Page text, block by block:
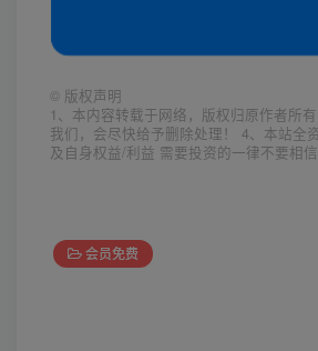
© 版权声明
1、本内容转载于网络，版权归原作者所
我们，会尽快给予删除处理！ 4、本站全
及自身权益/利益 需要投资的一律不要相
会员免费